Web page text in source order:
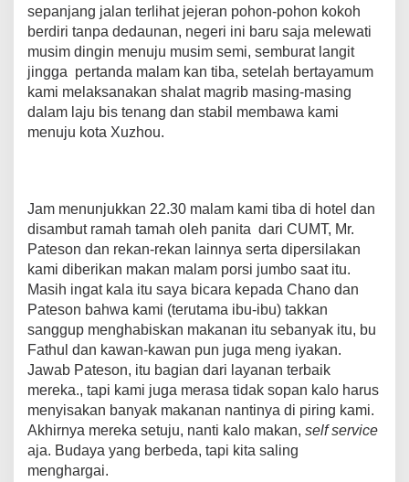
sepanjang jalan terlihat jejeran pohon-pohon kokoh
berdiri tanpa dedaunan, negeri ini baru saja melewati
musim dingin menuju musim semi, semburat langit
jingga pertanda malam kan tiba, setelah bertayamum
kami melaksanakan shalat magrib masing-masing
dalam laju bis tenang dan stabil membawa kami
menuju kota Xuzhou.
Jam menunjukkan 22.30 malam kami tiba di hotel dan
disambut ramah tamah oleh panita dari CUMT, Mr.
Pateson dan rekan-rekan lainnya serta dipersilakan
kami diberikan makan malam porsi jumbo saat itu.
Masih ingat kala itu saya bicara kepada Chano dan
Pateson bahwa kami (terutama ibu-ibu) takkan
sanggup menghabiskan makanan itu sebanyak itu, bu
Fathul dan kawan-kawan pun juga meng iyakan.
Jawab Pateson, itu bagian dari layanan terbaik
mereka., tapi kami juga merasa tidak sopan kalo harus
menyisakan banyak makanan nantinya di piring kami.
Akhirnya mereka setuju, nanti kalo makan, self service
aja. Budaya yang berbeda, tapi kita saling
menghargai.